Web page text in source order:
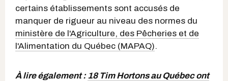
certains établissements sont accusés de
manquer de rigueur au niveau des normes du
ministère de l'Agriculture, des Pêcheries et de
l'Alimentation du Québec (MAPAQ).
À lire également : 18 Tim Hortons au Québec ont